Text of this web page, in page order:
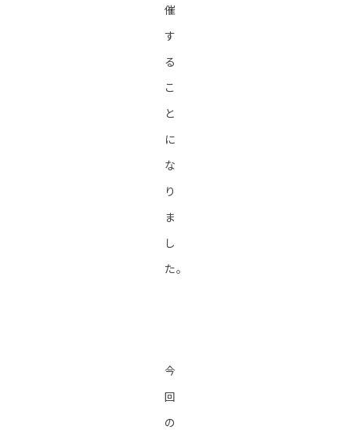
催
す
る
こ
と
に
な
り
ま
し
た。
今
回
の